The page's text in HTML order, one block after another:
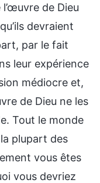
de Dieu
devraient
par le fait
leur expérience
médiocre et,
de Dieu ne les
Tout le monde
plupart des
vous êtes
vous devriez